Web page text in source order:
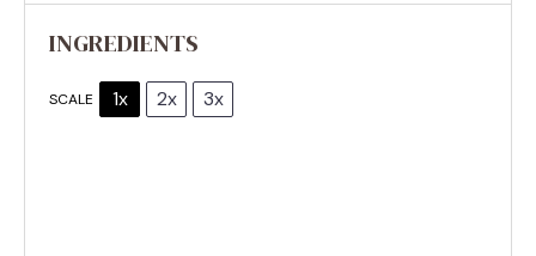
INGREDIENTS
SCALE 1x 2x 3x